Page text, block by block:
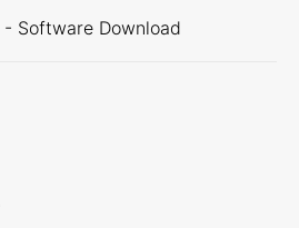
Software Download